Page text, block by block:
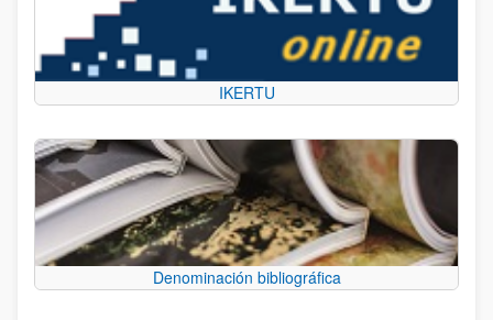
IKERTU
Denominación bibliográfica